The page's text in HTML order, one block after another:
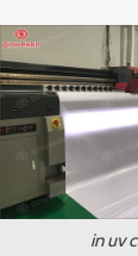
in uv